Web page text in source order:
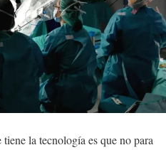
la tecnología es que no para